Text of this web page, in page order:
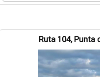
Ruta 104, Punta